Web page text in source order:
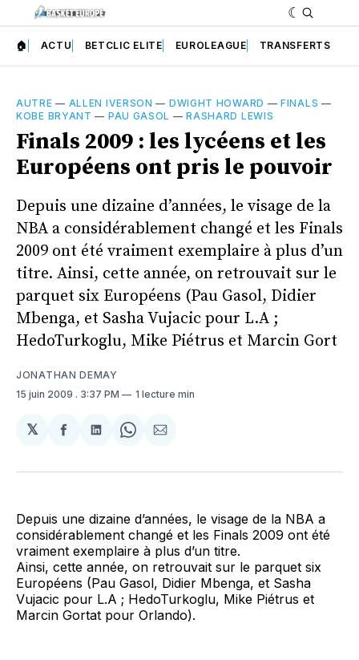
🏠 ACTU BETCLIC ELITE EUROLEAGUE TRANSFERTS
AUTRE — ALLEN IVERSON — DWIGHT HOWARD —FINALS —
KOBE BRYANT — PAU GASOL —RASHARD LEWIS
Finals 2009 : les lycéens et les
Européens ont pris le pouvoir
Depuis une dizaine d’années, le visage de la
NBA a considérablement changé et les Finals
2009 ont été vraiment exemplaire à plus d’un
titre. Ainsi, cette année, on retrouvait sur le
parquet six Européens (Pau Gasol, Didier
Mbenga, et Sasha Vujacic pour L.A ;
HedoTurkoglu, Mike Piétrus et Marcin Gort
JONATHAN DEMAY
15 juin 2009 . 3:37 PM 1 lecture min
𝕏
Partager
Facebook
Partager
LinkedIn
Share
WhatsApp
Partager
Courriel
Depuis une dizaine d’années, le visage de la NBA a
considérablement changé et les Finals 2009 ont été
vraiment exemplaire à plus d’un titre.
Ainsi, cette année, on retrouvait sur le parquet six
Européens (Pau Gasol, Didier Mbenga, et Sasha
Vujacic pour L.A ; HedoTurkoglu, Mike Piétrus et
Marcin Gortat pour Orlando).